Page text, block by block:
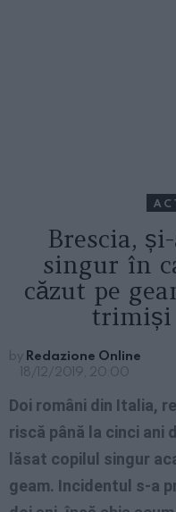
Brescia,
singur în
căzut pe
trimiși
by Redazione Online
18/12/2019, 20:00
Doi români din Italia,
riscă până la cinci ani
lăsat copilul singur
geam. Incidentul s-a